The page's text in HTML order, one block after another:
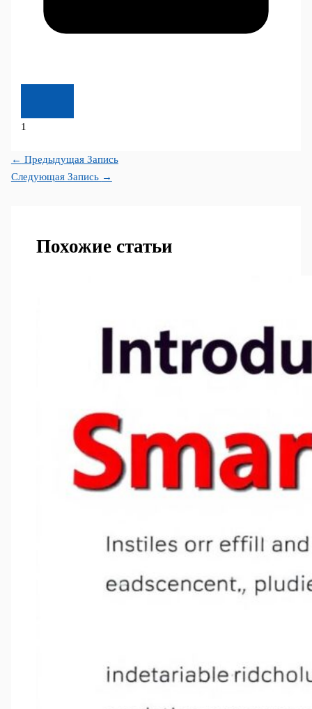
1
← Предыдущая Запись
Следующая Запись →
Похожие статьи